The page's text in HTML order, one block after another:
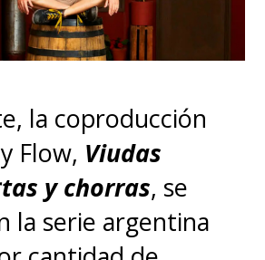
la coproducción
Flow, Viudas
y chorras, se
la serie argentina